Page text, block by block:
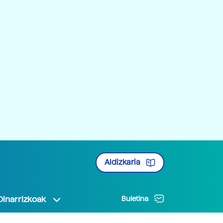
Aldizkaria
Buletina